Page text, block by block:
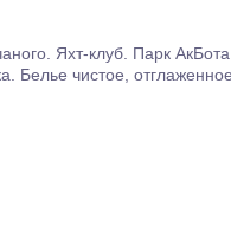
АкБота, скальная тропа, пещеры -